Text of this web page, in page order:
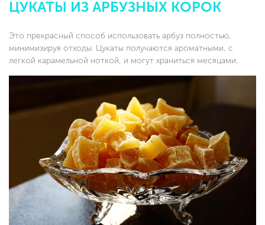
ЦУКАТЫ ИЗ АРБУЗНЫХ КОРОК
Это прекрасный способ использовать арбуз полностью,
минимизируя отходы. Цукаты получаются ароматными, с
легкой карамельной ноткой, и могут храниться месяцами.